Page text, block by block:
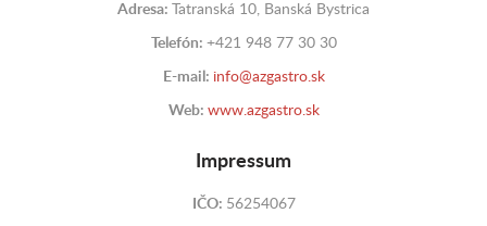
Adresa: Tatranská 10, Banská Bystrica
Telefón: +421 948 77 30 30
E-mail: info@azgastro.sk
Web: www.azgastro.sk
Impressum
IČO: 56254067